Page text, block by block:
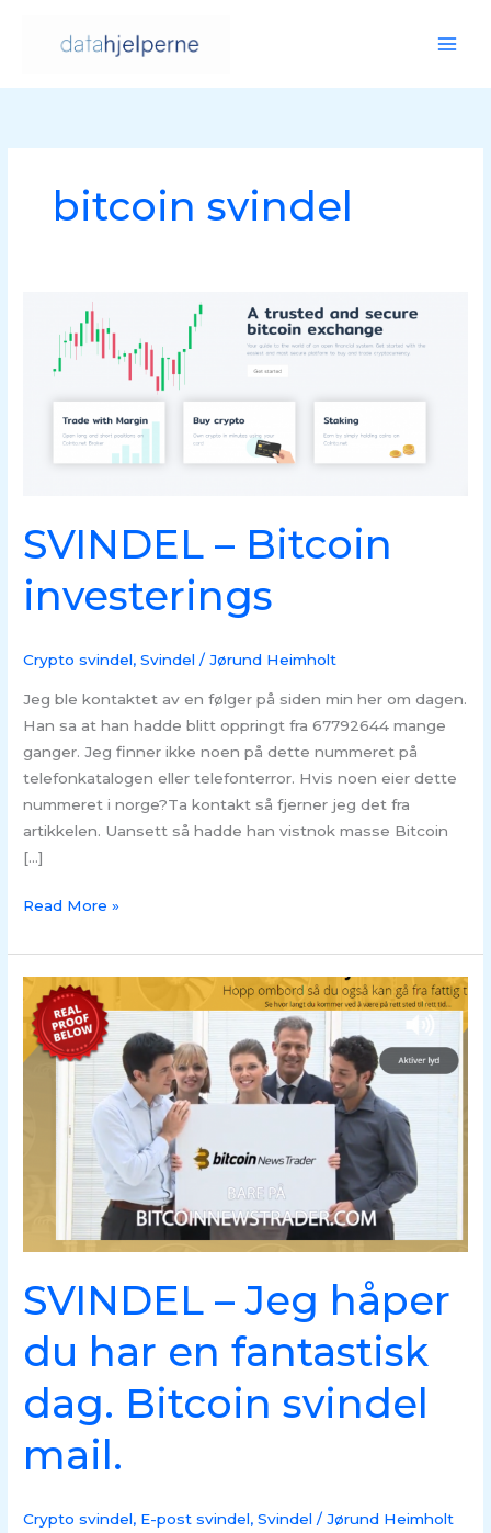
innholdet
bitcoin svindel
SVINDEL – Bitcoin
investerings
Crypto svindel,Svindel /Jørund Heimholt
Jeg ble kontaktet av en følger på siden min her om dagen.
Han sa at han hadde blitt oppringt fra 67792644 mange
ganger. Jeg finner ikke noen på dette nummeret på
telefonkatalogen eller telefonterror. Hvis noen eier dette
nummeret i norge?Ta kontakt så fjerner jeg det fra
artikkelen. Uansett så hadde han vistnok masse Bitcoin
[…]
SVINDEL
Bitcoin
investerings
Read More »
SVINDEL – Jeg håper
du har en fantastisk
dag. Bitcoin svindel
mail.
Crypto svindel, E-post svindel,Svindel /Jørund Heimholt
SVINDEL
Jeg
håper
fantastisk
svindel